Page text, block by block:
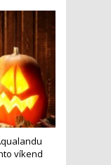
víkend